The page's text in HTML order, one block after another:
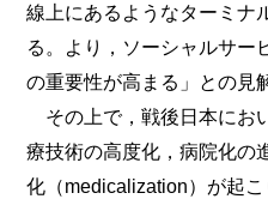
線上にあるようなターミナ
る。より，ソーシャルサー
の重要性が高まる」との見
その上で，戦後日本にお
療技術の高度化，病院化の
化（medicalization）が起